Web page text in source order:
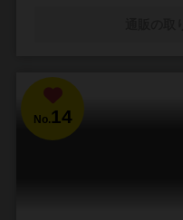
No.14